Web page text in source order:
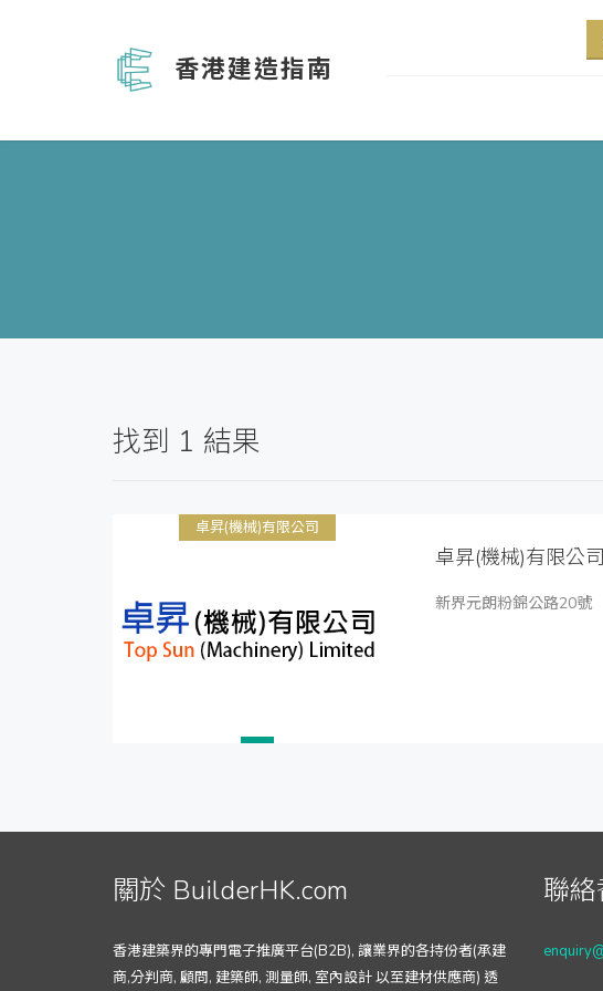
香港建造指南
找到 1 結果
卓昇(機械)有限公司
卓昇(機械)有限公司
新界元朗粉錦公路20號
關於 BuilderHK.com
香港建築界的專門電子推廣平台(B2B), 讓業界的各持份者(承建
商,分判商, 顧問, 建築師, 測量師, 室內設計 以至建材供應商) 透
聯